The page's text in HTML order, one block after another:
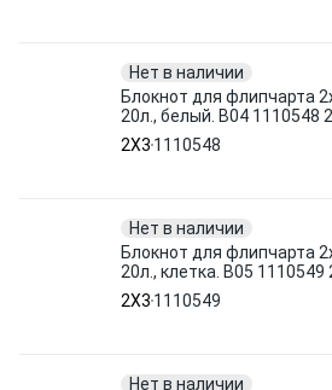
Нет в наличии
Блокнот для флипчарта
20л., белый. B04 1110548
2X3 1110548
Нет в наличии
Блокнот для флипчарта
20л., клетка. B05 1110549
2X3 1110549
Нет в наличии